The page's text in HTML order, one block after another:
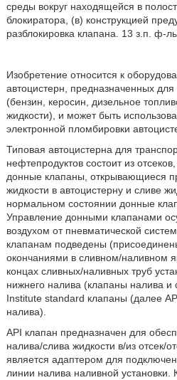
среды вокруг находящейся в
блокиратора, (в) конструкцией
разблокировка клапана. 13 з.п. ф-
Изобретение относится к
автоцистерн, предназначенных для
(бензин, керосин, дизельное
жидкости), и может быть
электронной пломбировки
Типовая автоцистерна для
нефтепродуктов состоит из
донные клапаны, открывающиеся
жидкости в автоцистерну и сливе
нормальном состоянии донные
Управление донными клапанами
воздухом от пневматической
клапанам подведены
окончаниями в сливном/наливном
концах сливных/наливных труб
нижнего налива (клапаны налива и
Institute standard клапаны (далее
налива).
API клапан предназначен для
налива/слива жидкости в/из отсек/
является адаптером для
линии налива наливной установки.